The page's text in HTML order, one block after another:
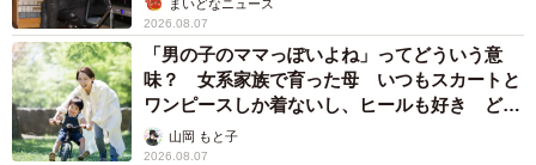
まいどなニュース
2026.08.07
「男の子のママっぽいよね」ってどういう意
味？ 女系家族で育った母 いつもスカートと
ワンピースしか着ないし、ヒールも好き どの
へんが…
山岡 もと子
2026.08.07